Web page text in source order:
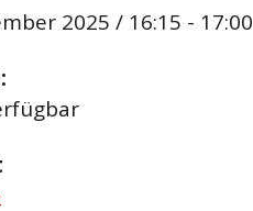
2025 / 16:15 - 17:00